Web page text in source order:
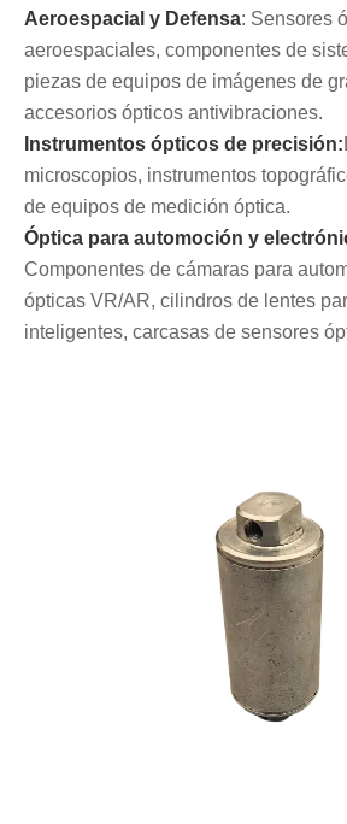
Aeroespacial y Defensa: Sensores
aeroespaciales, componentes de
piezas de equipos de imágenes de
accesorios ópticos antivibraciones.
Instrumentos ópticos de precisión:
microscopios, instrumentos
de equipos de medición óptica.
Óptica para automoción y
Componentes de cámaras para
ópticas VR/AR, cilindros de lentes
inteligentes, carcasas de sensores